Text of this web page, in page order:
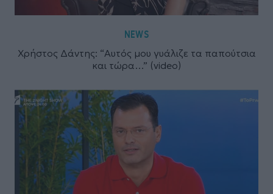
NEWS
Χρήστος Δάντης: “Αυτός μου γυάλιζε τα παπούτσια
και τώρα…” (video)